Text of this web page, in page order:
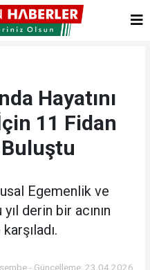
Hayatını
11 Fidan
Egemenlik ve
yıl derin bir acının
- Güncelleme: 23.04.2026